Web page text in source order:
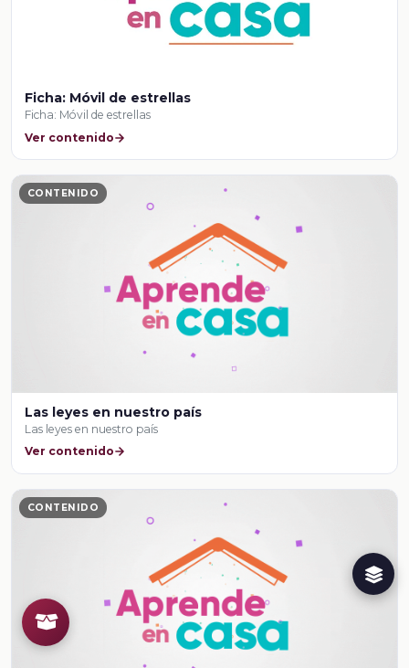
Ficha: Móvil de estrellas
Ficha: Móvil de estrellas
Ver contenido
CONTENIDO
Las leyes en nuestro país
Las leyes en nuestro país
Ver contenido
CONTENIDO